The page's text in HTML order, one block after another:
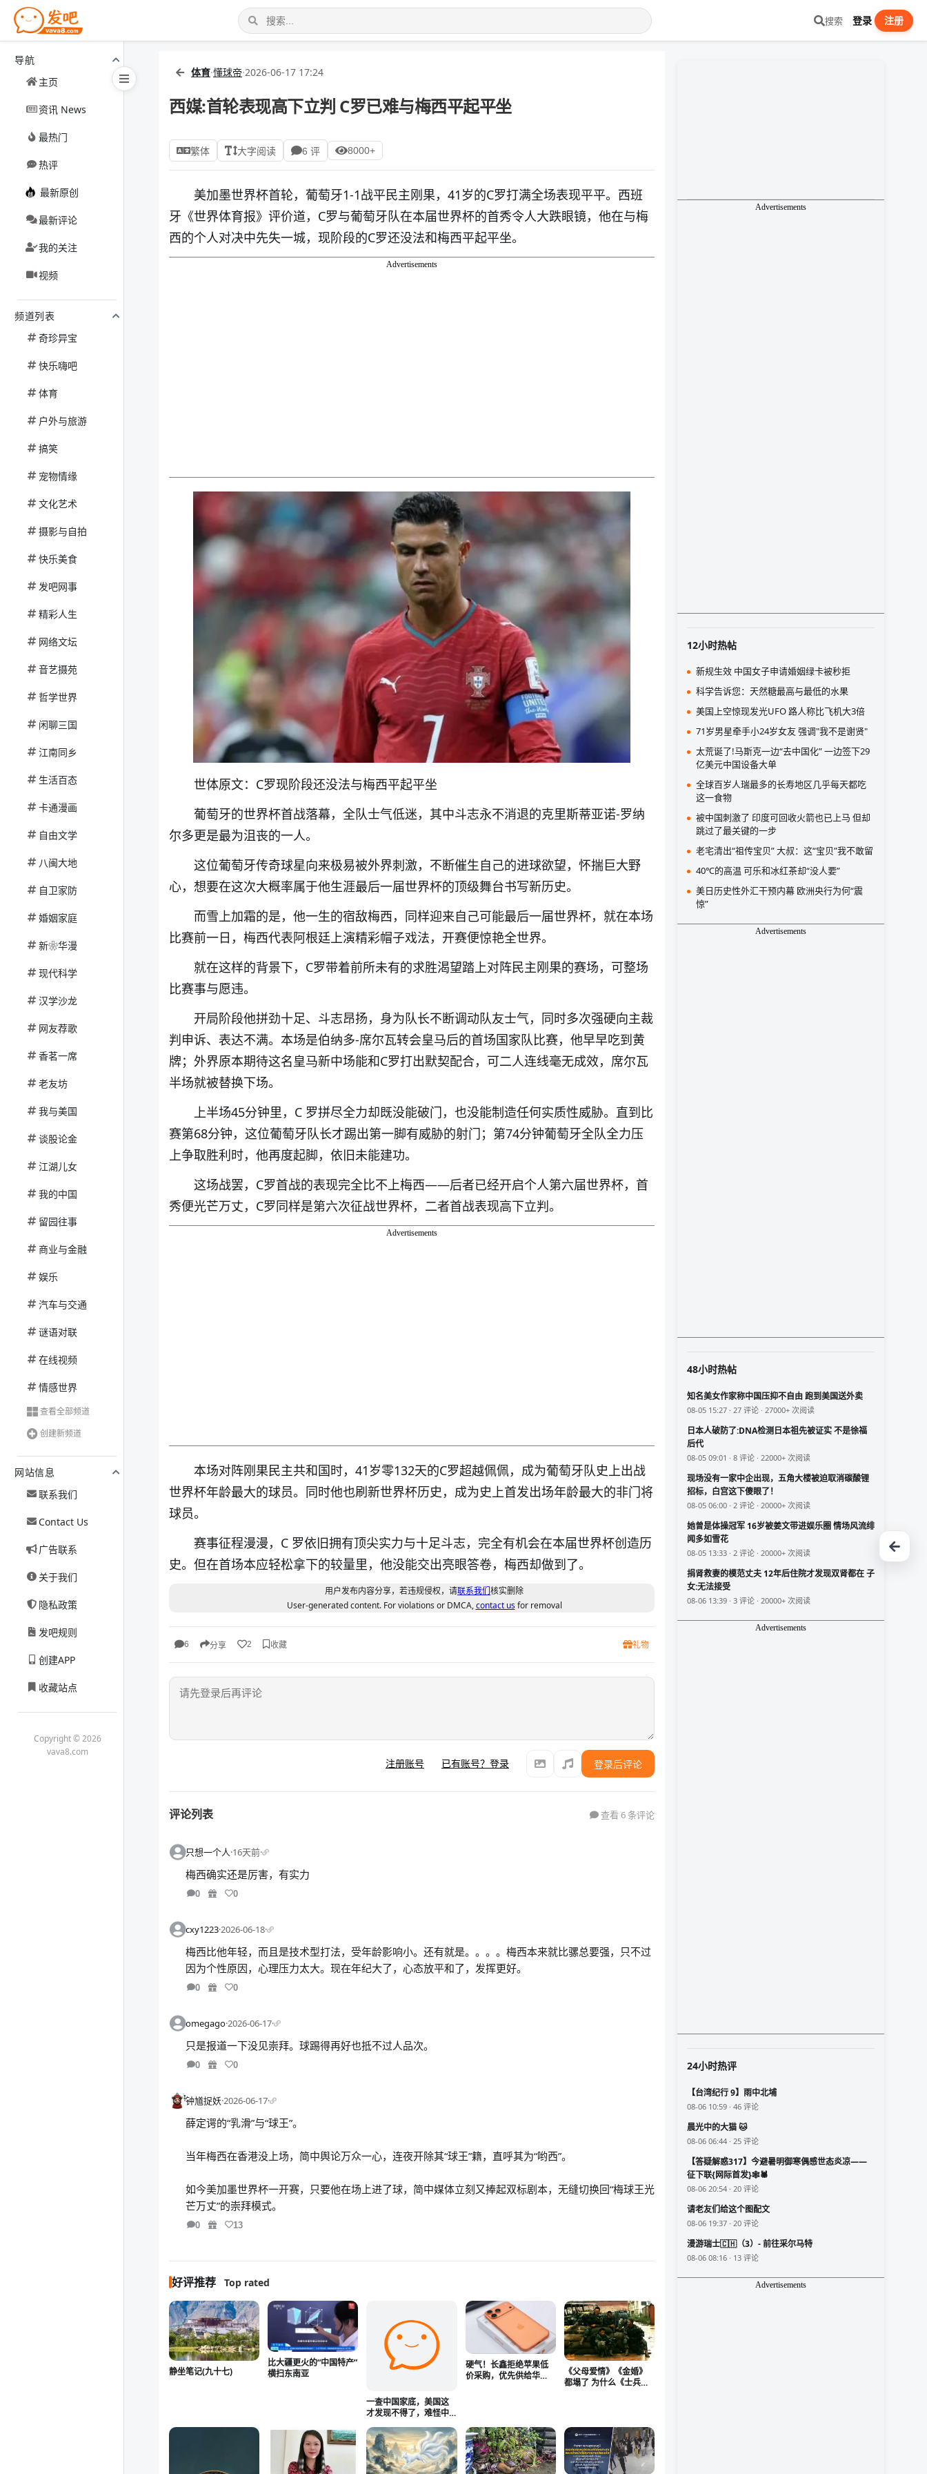
搜索 登录 注册
导航
主页
资讯 News
最热门
热评
最新原创
最新评论
我的关注
视频
频道列表
奇珍异宝
快乐嗨吧
体育
户外与旅游
搞笑
宠物情缘
文化艺术
摄影与自拍
快乐美食
发吧网事
精彩人生
网络文坛
音艺摄苑
哲学世界
闲聊三国
江南同乡
生活百态
卡通漫画
自由文学
八闽大地
自卫家防
婚姻家庭
新❀华漫
现代科学
汉学沙龙
网友荐歌
香茗一席
老友坊
我与美国
谈股论金
江湖儿女
我的中国
留园往事
商业与金融
娱乐
汽车与交通
谜语对联
在线视频
情感世界
查看全部频道
创建新频道
网站信息
联系我们
Contact Us
广告联系
关于我们
隐私政策
发吧规则
创建APP
收藏站点
Copyright © 2026
vava8.com
体育·懂球帝·2026-06-17 17:24
西媒:首轮表现高下立判 C罗已难与梅西平起平坐
繁体 大字阅读 6 评 8000+
美加墨世界杯首轮，葡萄牙1-1战平民主刚果，41岁的C罗打满全场表现平平。西班
牙《世界体育报》评价道，C罗与葡萄牙队在本届世界杯的首秀令人大跌眼镜，他在与梅
西的个人对决中先失一城，现阶段的C罗还没法和梅西平起平坐。
Advertisements
世体原文：C罗现阶段还没法与梅西平起平坐
葡萄牙的世界杯首战落幕，全队士气低迷，其中斗志永不消退的克里斯蒂亚诺-罗纳
尔多更是最为沮丧的一人。
这位葡萄牙传奇球星向来极易被外界刺激，不断催生自己的进球欲望，怀揣巨大野
心，想要在这次大概率属于他生涯最后一届世界杯的顶级舞台书写新历史。
而雪上加霜的是，他一生的宿敌梅西，同样迎来自己可能最后一届世界杯，就在本场
比赛前一日，梅西代表阿根廷上演精彩帽子戏法，开赛便惊艳全世界。
就在这样的背景下，C罗带着前所未有的求胜渴望踏上对阵民主刚果的赛场，可整场
比赛事与愿违。
开局阶段他拼劲十足、斗志昂扬，身为队长不断调动队友士气，同时多次强硬向主裁
判申诉、表达不满。本场是伯纳多-席尔瓦转会皇马后的首场国家队比赛，他早早吃到黄
牌；外界原本期待这名皇马新中场能和C罗打出默契配合，可二人连线毫无成效，席尔瓦
半场就被替换下场。
上半场45分钟里，C 罗拼尽全力却既没能破门，也没能制造任何实质性威胁。直到比
赛第68分钟，这位葡萄牙队长才踢出第一脚有威胁的射门；第74分钟葡萄牙全队全力压
上争取胜利时，他再度起脚，依旧未能建功。
这场战罢，C罗首战的表现完全比不上梅西——后者已经开启个人第六届世界杯，首
秀便光芒万丈，C罗同样是第六次征战世界杯，二者首战表现高下立判。
Advertisements
本场对阵刚果民主共和国时，41岁零132天的C罗超越佩佩，成为葡萄牙队史上出战
世界杯年龄最大的球员。同时他也刷新世界杯历史，成为史上首发出场年龄最大的非门将
球员。
赛事征程漫漫，C 罗依旧拥有顶尖实力与十足斗志，完全有机会在本届世界杯创造历
史。但在首场本应轻松拿下的较量里，他没能交出亮眼答卷，梅西却做到了。
用户发布内容分享，若违规侵权，请联系我们核实删除
User-generated content. For violations or DMCA,contact usfor removal
6 分享 2 收藏 礼物
注册账号 已有账号？登录 登录后评论
评论列表 查看 6 条评论
只想一个人·16天前·
梅西确实还是厉害，有实力
0 0
cxy1223·2026-06-18·
梅西比他年轻，而且是技术型打法，受年龄影响小。还有就是。。。。梅西本来就比骡总要强，只不过
因为个性原因，心理压力太大。现在年纪大了，心态放平和了，发挥更好。
0 0
omegago·2026-06-17·
只是报道一下没见崇拜。球踢得再好也抵不过人品次。
0 0
钟馗捉妖·2026-06-17·
薛定谔的“乳滑”与“球王”。
当年梅西在香港没上场，简中舆论万众一心，连夜开除其“球王”籍，直呼其为“哟西”。
如今美加墨世界杯一开赛，只要他在场上进了球，简中媒体立刻又捧起双标剧本，无缝切换回“梅球王光
芒万丈”的崇拜模式。
0 13
好评推荐 Top rated
静坐笔记(九十七)
比大疆更火的“中国特产”
横扫东南亚
一查中国家底，美国这
才发现不得了，难怪中
硬气！长鑫拒绝苹果低
价采购，优先供给华
《父母爱情》《金婚》
都塌了 为什么《士兵突
Advertisements
12小时热帖
新规生效 中国女子申请婚姻绿卡被秒拒
科学告诉您：天然糖最高与最低的水果
美国上空惊现发光UFO 路人称比飞机大3倍
71岁男星牵手小24岁女友 强调"我不是谢贤"
太荒诞了!马斯克一边“去中国化” 一边签下29
亿美元中国设备大单
全球百岁人瑞最多的长寿地区几乎每天都吃
这一食物
被中国刺激了 印度可回收火箭也已上马 但却
跳过了最关键的一步
老宅清出“祖传宝贝” 大叔：这“宝贝”我不敢留
40℃的高温 可乐和冰红茶却“没人要”
美日历史性外汇干预内幕 欧洲央行为何“震
惊”
Advertisements
48小时热帖
知名美女作家称中国压抑不自由 跑到美国送外卖
08-05 15:27 · 27 评论 · 27000+ 次阅读
日本人破防了:DNA检测日本祖先被证实 不是徐福
后代
08-05 09:01 · 8 评论 · 22000+ 次阅读
现场没有一家中企出现，五角大楼被迫取消碳酸锂
招标，白宫这下傻眼了！
08-05 06:00 · 2 评论 · 20000+ 次阅读
她曾是体操冠军 16岁被姜文带进娱乐圈 情场风流绯
闻多如雪花
08-05 13:33 · 2 评论 · 20000+ 次阅读
捐肾救妻的模范丈夫 12年后住院才发现双肾都在 子
女:无法接受
08-06 13:39 · 3 评论 · 20000+ 次阅读
Advertisements
24小时热评
【台湾纪行 9】雨中北埔
08-06 10:59 · 46 评论
晨光中的大猫 🐱
08-06 06:44 · 25 评论
【答疑解惑317】今避暑明御寒偶感世态炎凉——
征下联{网际首发}🕸️🕷️
08-06 20:54 · 20 评论
请老友们给这个图配文
08-06 19:37 · 20 评论
漫游瑞士🇨🇭（3）- 前往采尔马特
08-06 08:16 · 13 评论
Advertisements